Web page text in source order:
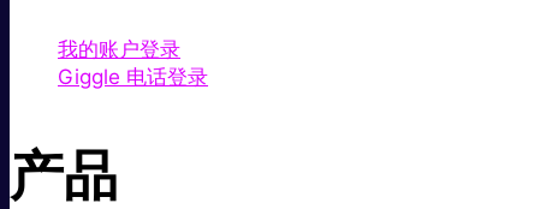
我的账户登录
Giggle 电话登录
产品